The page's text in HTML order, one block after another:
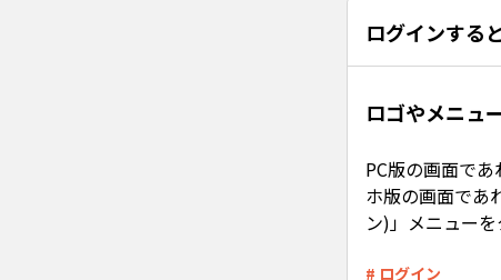
ログインする
ロゴやメニュ
PC版の画面で
ホ版の画面であ
ン)」メニューを
# ログイン